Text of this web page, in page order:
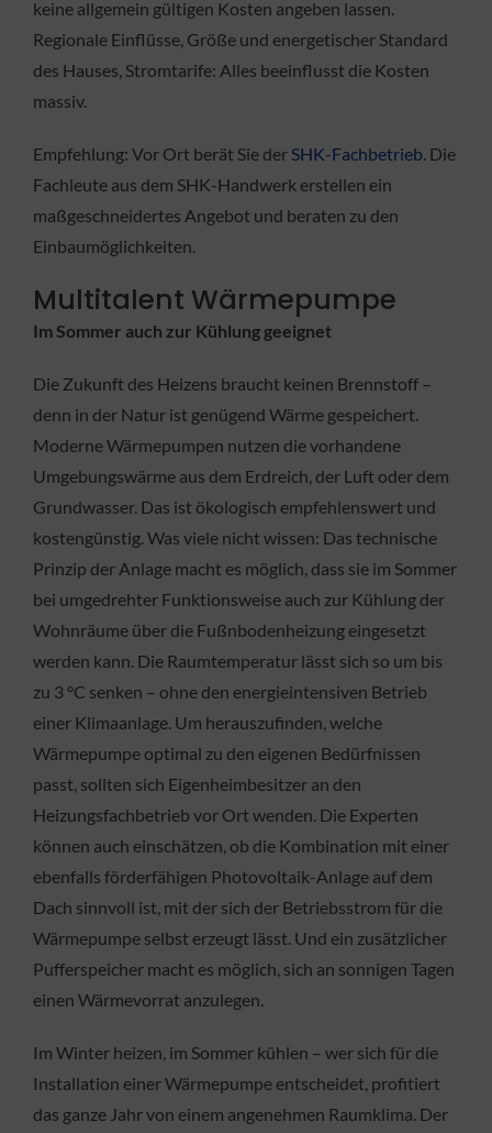
keine allgemein gültigen Kosten angeben lassen.
Regionale Einflüsse, Größe und energetischer Standard
des Hauses, Stromtarife: Alles beeinflusst die Kosten
massiv.
Empfehlung: Vor Ort berät Sie derSHK-Fachbetrieb. Die
Fachleute aus dem SHK-Handwerk erstellen ein
maßgeschneidertes Angebot und beraten zu den
Einbaumöglichkeiten.
Multitalent Wärmepumpe
Im Sommer auch zur Kühlung geeignet
Die Zukunft des Heizens braucht keinen Brennstoff –
denn in der Natur ist genügend Wärme gespeichert.
Moderne Wärmepumpen nutzen die vorhandene
Umgebungswärme aus dem Erdreich, der Luft oder dem
Grundwasser. Das ist ökologisch empfehlenswert und
kostengünstig. Was viele nicht wissen: Das technische
Prinzip der Anlage macht es möglich, dass sie im Sommer
bei umgedrehter Funktionsweise auch zur Kühlung der
Wohnräume über die Fußnbodenheizung eingesetzt
werden kann. Die Raumtemperatur lässt sich so um bis
zu 3 °C senken – ohne den energieintensiven Betrieb
einer Klimaanlage. Um herauszufinden, welche
Wärmepumpe optimal zu den eigenen Bedürfnissen
passt, sollten sich Eigenheimbesitzer an den
Heizungsfachbetrieb vor Ort wenden. Die Experten
können auch einschätzen, ob die Kombination mit einer
ebenfalls förderfähigen Photovoltaik-Anlage auf dem
Dach sinnvoll ist, mit der sich der Betriebsstrom für die
Wärmepumpe selbst erzeugt lässt. Und ein zusätzlicher
Pufferspeicher macht es möglich, sich an sonnigen Tagen
einen Wärmevorrat anzulegen.
Im Winter heizen, im Sommer kühlen – wer sich für die
Installation einer Wärmepumpe entscheidet, profitiert
das ganze Jahr von einem angenehmen Raumklima. Der